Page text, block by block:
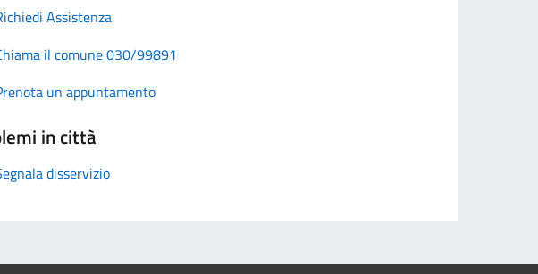
Assistenza
il comune 030/99891
un appuntamento
in città
disservizio